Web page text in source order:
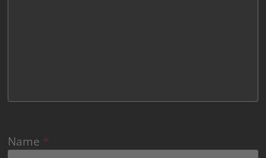
Name *